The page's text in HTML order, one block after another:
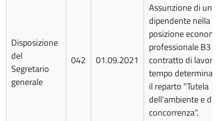
Disposizione
del
Segretario
generale
042 01.09.2021
Assunzione di una
dipendente nella
posizione
professionale B3
contratto di
tempo
il reparto "Tutela
dell'ambiente e
concorrenza".